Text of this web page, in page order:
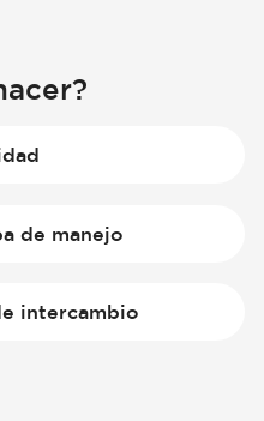
de manejo
intercambio